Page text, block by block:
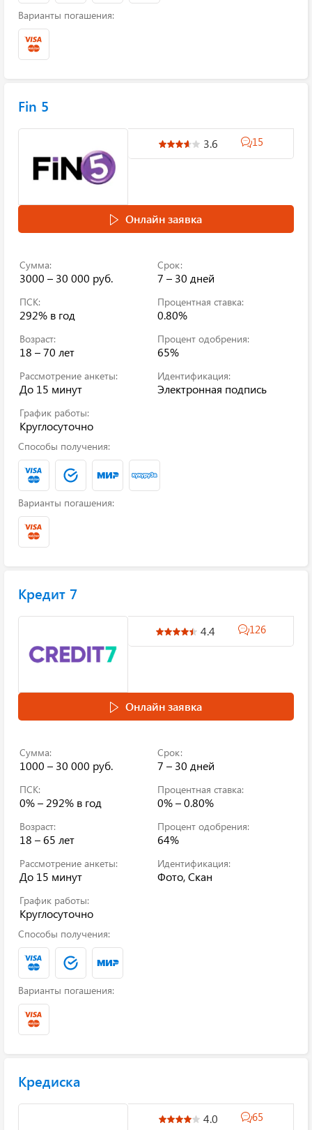
Варианты погашения:
Fin 5
3.6 15
Онлайн заявка
Сумма:
3000 – 30 000 руб.
Срок:
7 – 30 дней
ПСК:
292% в год
Процентная ставка:
0.80%
Возраст:
18 – 70 лет
Процент одобрения:
65%
Рассмотрение анкеты:
До 15 минут
Идентификация:
Электронная подпись
График работы:
Круглосуточно
Способы получения:
Варианты погашения:
Кредит 7
4.4 126
Онлайн заявка
Сумма:
1000 – 30 000 руб.
Срок:
7 – 30 дней
ПСК:
0% – 292% в год
Процентная ставка:
0% – 0.80%
Возраст:
18 – 65 лет
Процент одобрения:
64%
Рассмотрение анкеты:
До 15 минут
Идентификация:
Фото, Скан
График работы:
Круглосуточно
Способы получения:
Варианты погашения:
Кредиска
4.0 65